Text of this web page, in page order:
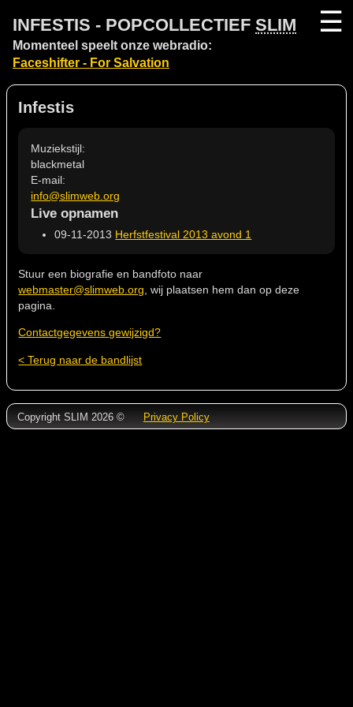
INFESTIS - POPCOLLECTIEF SLIM
Momenteel speelt onze webradio:
Faceshifter - For Salvation
☰
Infestis
Muziekstijl:
blackmetal
E-mail:
info@slimweb.org
Live opnamen
09-11-2013 Herfstfestival 2013 avond 1
Stuur een biografie en bandfoto naar
webmaster@slimweb.org , wij plaatsen hem dan op deze
pagina.
Contactgegevens gewijzigd?
< Terug naar de bandlijst
Copyright SLIM 2026 © Privacy Policy